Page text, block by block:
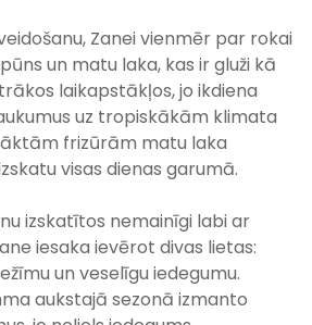
Zanei vienmēr par rokai
un matu laka, kas ir gluži kā
laikapstākļos, jo ikdiena
uz tropiskākām klimata
frizūrām matu laka
visas dienas garumā.
izskatītos nemainīgi labi ar
iesaka ievērot divas lietas:
un veselīgu iedegumu.
aukstajā sezonā izmanto